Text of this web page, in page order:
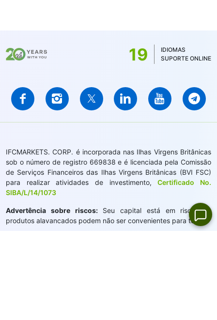
19
IDIOMAS
SUPORTE ONLINE
IFCMARKETS. CORP. é incorporada nas Ilhas Virgens Britânicas
sob o número de registro 669838 e é licenciada pela Comissão
de Serviços Financeiros das Ilhas Virgens Britânicas (BVI FSC)
para realizar atividades de investimento,Certificado No.
SIBA/L/14/1073
Advertência sobre riscos:Seu capital está em risco. Os
produtos alavancados podem não ser convenientes para todos.